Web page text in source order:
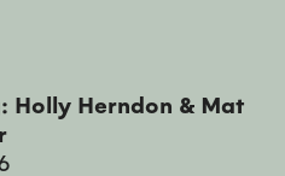
Holly Herndon & Mat